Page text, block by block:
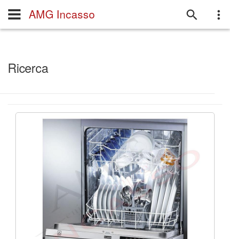
AMG Incasso
Ricerca